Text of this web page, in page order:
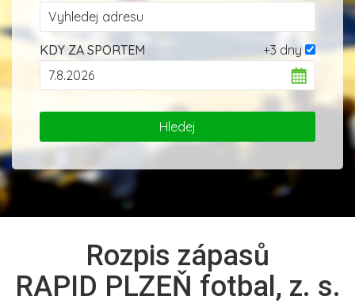
+3 dny
KDY ZA SPORTEM
Rozpis zápasů
RAPID PLZEŇ fotbal, z. s.